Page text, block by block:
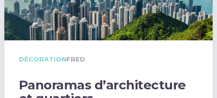
DÉCORATIONFRED
Panoramas d’architecture